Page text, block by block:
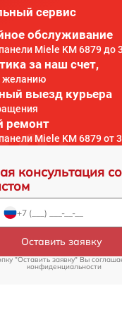
сервис
обслуживание
Miele KM 6879 до
за наш счет,
желанию
выезд курьера
ремонт
Miele KM 6879 от
консультация со
Оставить заявку
"Оставить заявку" Вы
конфиденциальности